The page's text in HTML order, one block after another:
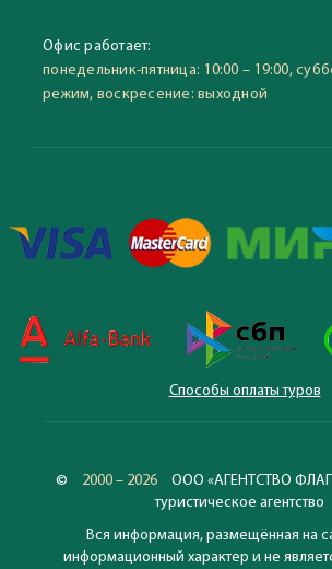
Офис работает:
понедельник-пятница: 10:00 – 19:00,
режим, воскресение: выходной
Способы оплаты туров
© 2000 – 2026
ООО «АГЕНТСТВО
туристическое агентство
Вся информация, размещённая на
информационный характер и не